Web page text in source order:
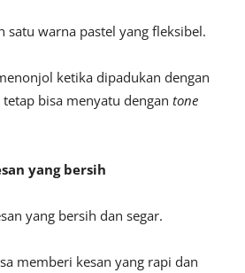
satu warna pastel yang fleksibel.
ketika dipadukan dengan
bisa menyatu dengan tone
yang bersih
yang bersih dan segar.
memberi kesan yang rapi dan